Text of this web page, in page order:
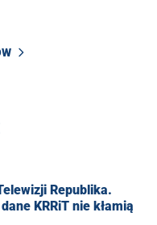
Republika.
KRRiT nie kłamią